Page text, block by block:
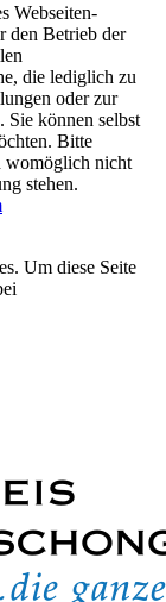
Webseiten-
den Betrieb der
die lediglich zu
oder zur
Sie können selbst
Bitte
womöglich nicht
stehen.
Um diese Seite